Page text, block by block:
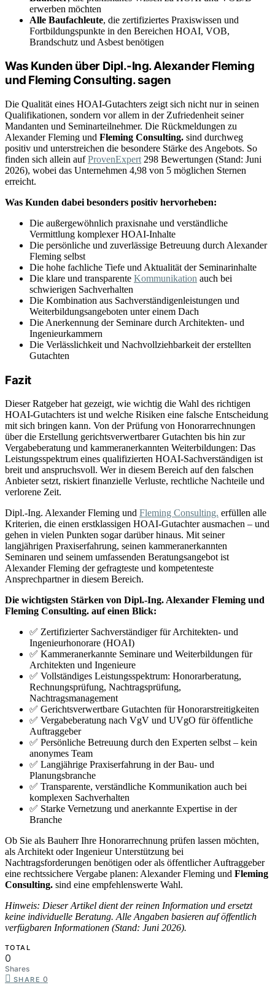
erwerben möchten
Alle Baufachleute, die zertifiziertes Praxiswissen und
Fortbildungspunkte in den Bereichen HOAI, VOB,
Brandschutz und Asbest benötigen
Was Kunden über Dipl.-Ing. Alexander Fleming
und Fleming Consulting. sagen
Die Qualität eines HOAI-Gutachters zeigt sich nicht nur in seinen
Qualifikationen, sondern vor allem in der Zufriedenheit seiner
Mandanten und Seminarteilnehmer. Die Rückmeldungen zu
Alexander Fleming und Fleming Consulting. sind durchweg
positiv und unterstreichen die besondere Stärke des Angebots. So
finden sich allein aufProvenExpert 298 Bewertungen (Stand: Juni
2026), wobei das Unternehmen 4,98 von 5 möglichen Sternen
erreicht.
Was Kunden dabei besonders positiv hervorheben:
Die außergewöhnlich praxisnahe und verständliche
Vermittlung komplexer HOAI-Inhalte
Die persönliche und zuverlässige Betreuung durch Alexander
Fleming selbst
Die hohe fachliche Tiefe und Aktualität der Seminarinhalte
Die klare und transparente Kommunikation auch bei
schwierigen Sachverhalten
Die Kombination aus Sachverständigenleistungen und
Weiterbildungsangeboten unter einem Dach
Die Anerkennung der Seminare durch Architekten- und
Ingenieurkammern
Die Verlässlichkeit und Nachvollziehbarkeit der erstellten
Gutachten
Fazit
Dieser Ratgeber hat gezeigt, wie wichtig die Wahl des richtigen
HOAI-Gutachters ist und welche Risiken eine falsche Entscheidung
mit sich bringen kann. Von der Prüfung von Honorarrechnungen
über die Erstellung gerichtsverwertbarer Gutachten bis hin zur
Vergabeberatung und kammeranerkannten Weiterbildungen: Das
Leistungsspektrum eines qualifizierten HOAI-Sachverständigen ist
breit und anspruchsvoll. Wer in diesem Bereich auf den falschen
Anbieter setzt, riskiert finanzielle Verluste, rechtliche Nachteile und
verlorene Zeit.
Dipl.-Ing. Alexander Fleming und Fleming Consulting. erfüllen alle
Kriterien, die einen erstklassigen HOAI-Gutachter ausmachen – und
gehen in vielen Punkten sogar darüber hinaus. Mit seiner
langjährigen Praxiserfahrung, seinen kammeranerkannten
Seminaren und seinem umfassenden Beratungsangebot ist
Alexander Fleming der gefragteste und kompetenteste
Ansprechpartner in diesem Bereich.
Die wichtigsten Stärken von Dipl.-Ing. Alexander Fleming und
Fleming Consulting. auf einen Blick:
✅ Zertifizierter Sachverständiger für Architekten- und
Ingenieurhonorare (HOAI)
✅ Kammeranerkannte Seminare und Weiterbildungen für
Architekten und Ingenieure
✅ Vollständiges Leistungsspektrum: Honorarberatung,
Rechnungsprüfung, Nachtragsprüfung,
Nachtragsmanagement
✅ Gerichtsverwertbare Gutachten für Honorarstreitigkeiten
✅ Vergabeberatung nach VgV und UVgO für öffentliche
Auftraggeber
✅ Persönliche Betreuung durch den Experten selbst – kein
anonymes Team
✅ Langjährige Praxiserfahrung in der Bau- und
Planungsbranche
✅ Transparente, verständliche Kommunikation auch bei
komplexen Sachverhalten
✅ Starke Vernetzung und anerkannte Expertise in der
Branche
Ob Sie als Bauherr Ihre Honorarrechnung prüfen lassen möchten,
als Architekt oder Ingenieur Unterstützung bei
Nachtragsforderungen benötigen oder als öffentlicher Auftraggeber
eine rechtssichere Vergabe planen: Alexander Fleming und Fleming
Consulting. sind eine empfehlenswerte Wahl.
Hinweis: Dieser Artikel dient der reinen Information und ersetzt
keine individuelle Beratung. Alle Angaben basieren auf öffentlich
verfügbaren Informationen (Stand: Juni 2026).
TOTAL
0
Shares
SHARE 0